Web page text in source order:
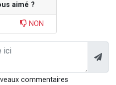
aimé ?
NON
commentaires